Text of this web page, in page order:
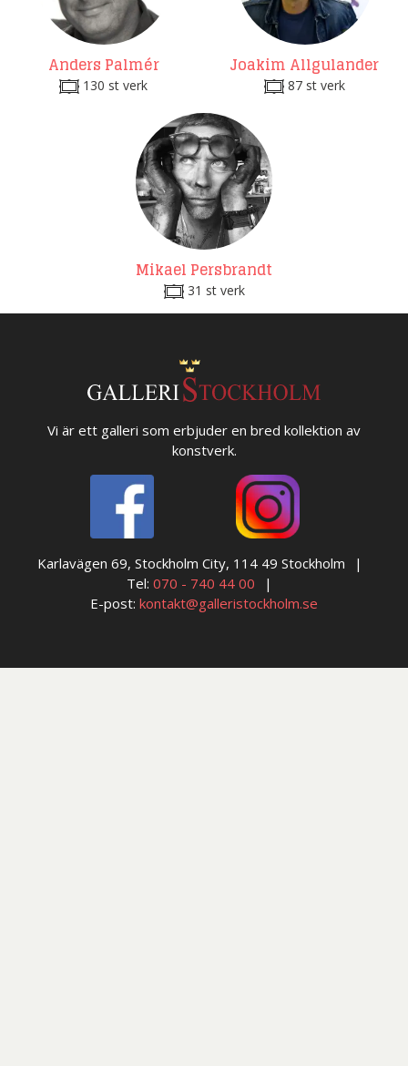
Anders Palmér
130 st verk
Joakim Allgulander
87 st verk
Mikael Persbrandt
31 st verk
Vi är ett galleri som erbjuder en bred kollektion av
konstverk.
Karlavägen 69, Stockholm City, 114 49 Stockholm
Tel: 070 - 740 44 00
E-post: kontakt@galleristockholm.se